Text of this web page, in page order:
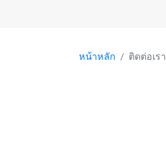
หน้าหลัก ติดต่อเรา